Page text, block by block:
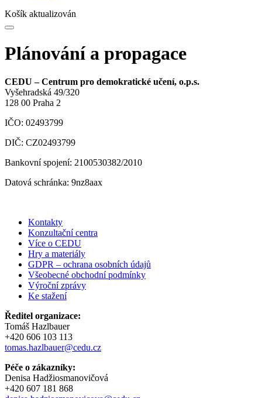
Košík aktualizován
Plánování a propagace
CEDU – Centrum pro demokratické učení, o.p.s.
Vyšehradská 49/320
128 00 Praha 2
IČO: 02493799
DIČ: CZ02493799
Bankovní spojení: 2100530382/2010
Datová schránka: 9nz8aax
Kontakty
Konzultační centra
Více o CEDU
Hry a materiály
GDPR – ochrana osobních údajů
Všeobecné obchodní podmínky
Výroční zprávy
Ke stažení
Ředitel organizace:
Tomáš Hazlbauer
+420 606 103 113
tomas.hazlbauer@cedu.cz
Péče o zákazníky:
Denisa Hadžiosmanovičová
+420 607 181 868